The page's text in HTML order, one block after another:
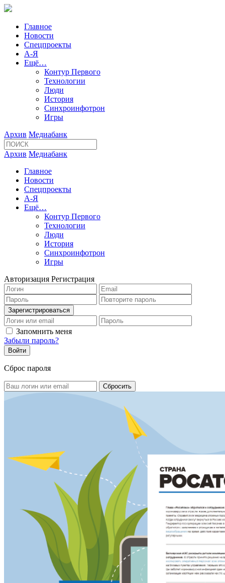
Главное
Новости
Спецпроекты
А-Я
Ещё…
Контур Первого
Технологии
Люди
История
Синхроинфотрон
Игры
Архив Медиабанк
Архив Медиабанк
Главное
Новости
Спецпроекты
А-Я
Ещё…
Контур Первого
Технологии
Люди
История
Синхроинфотрон
Игры
Авторизация Регистрация
Запомнить меня
Забыли пароль?
Сброс пароля